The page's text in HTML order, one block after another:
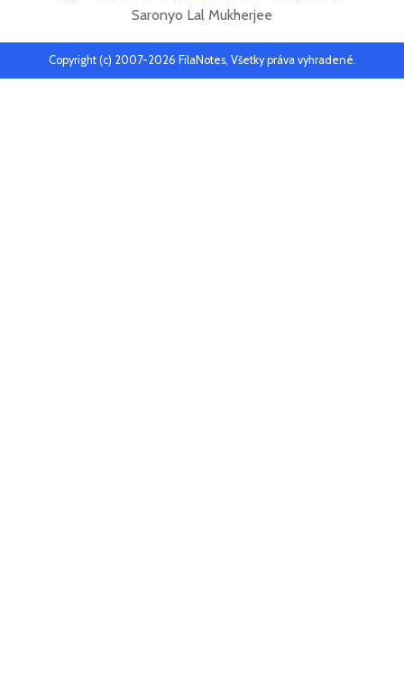
Saronyo Lal Mukherjee
Copyright (c) 2007-2026 FilaNotes, Všetky práva vyhradené.